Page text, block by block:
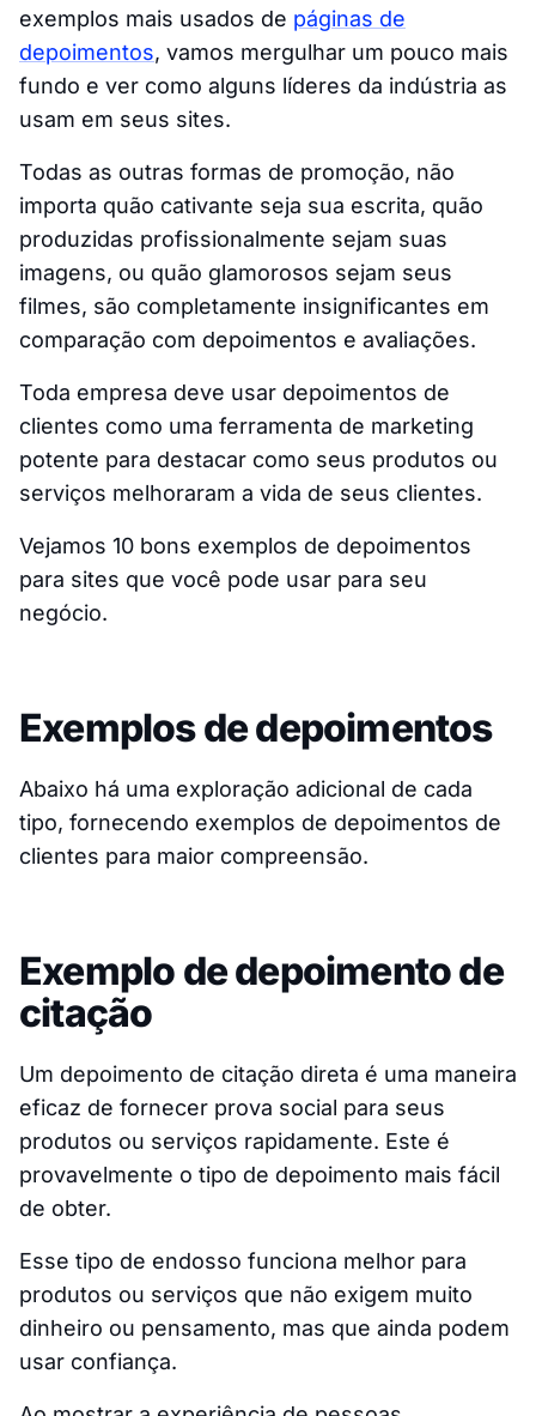
exemplos mais usados de páginas de
depoimentos, vamos mergulhar um pouco mais
fundo e ver como alguns líderes da indústria as
usam em seus sites.
Todas as outras formas de promoção, não
importa quão cativante seja sua escrita, quão
produzidas profissionalmente sejam suas
imagens, ou quão glamorosos sejam seus
filmes, são completamente insignificantes em
comparação com depoimentos e avaliações.
Toda empresa deve usar depoimentos de
clientes como uma ferramenta de marketing
potente para destacar como seus produtos ou
serviços melhoraram a vida de seus clientes.
Vejamos 10 bons exemplos de depoimentos
para sites que você pode usar para seu
negócio.
Exemplos de depoimentos
Abaixo há uma exploração adicional de cada
tipo, fornecendo exemplos de depoimentos de
clientes para maior compreensão.
Exemplo de depoimento de
citação
Um depoimento de citação direta é uma maneira
eficaz de fornecer prova social para seus
produtos ou serviços rapidamente. Este é
provavelmente o tipo de depoimento mais fácil
de obter.
Esse tipo de endosso funciona melhor para
produtos ou serviços que não exigem muito
dinheiro ou pensamento, mas que ainda podem
usar confiança.